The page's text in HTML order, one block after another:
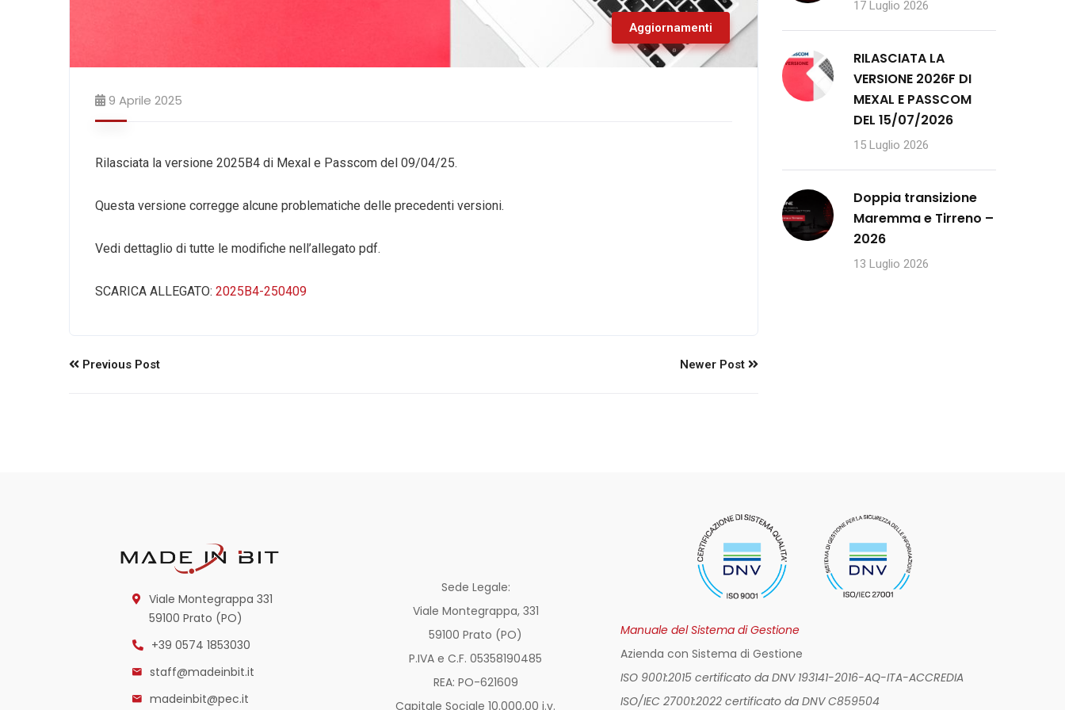
Aggiornamenti
9 Aprile 2025
Rilasciata la versione 2025B4 di Mexal e Passcom del 09/04/25.
Questa versione corregge alcune problematiche delle precedenti versioni.
Vedi dettaglio di tutte le modifiche nell’allegato pdf.
SCARICA ALLEGATO: 2025B4-250409
Previous Post Newer Post
17 Luglio 2026
RILASCIATA LA
VERSIONE 2026F DI
MEXAL E PASSCOM
DEL 15/07/2026
15 Luglio 2026
Doppia transizione
Maremma e Tirreno –
2026
13 Luglio 2026
Viale Montegrappa 331
59100 Prato (PO)
+39 0574 1853030
staff@madeinbit.it
madeinbit@pec.it
Sede Legale:
Viale Montegrappa, 331
59100 Prato (PO)
P.IVA e C.F. 05358190485
REA: PO-621609
Capitale Sociale 10.000,00 i.v.
Manuale del Sistema di Gestione
Azienda con Sistema di Gestione
ISO 9001:2015 certificato da DNV 193141-2016-AQ-ITA-ACCREDIA
ISO/IEC 27001:2022 certificato da DNV C859504